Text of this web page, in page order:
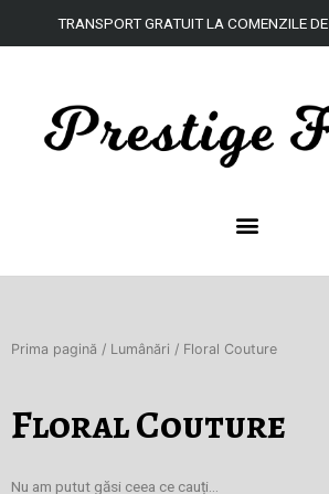
TRANSPORTGRATUITLA COMENZILE DE
Prima pagină / Lumânări / Floral Couture
Floral Couture
Nu am putut găsi ceea ce cauți...